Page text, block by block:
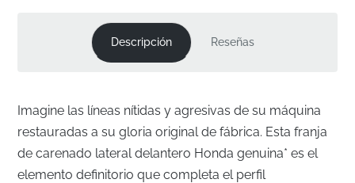
Descripción Reseñas
Imagine las líneas nítidas y agresivas de su máquina
restauradas a su gloria original de fábrica. Esta franja
de carenado lateral delantero Honda genuina* es el
elemento definitorio que completa el perfil